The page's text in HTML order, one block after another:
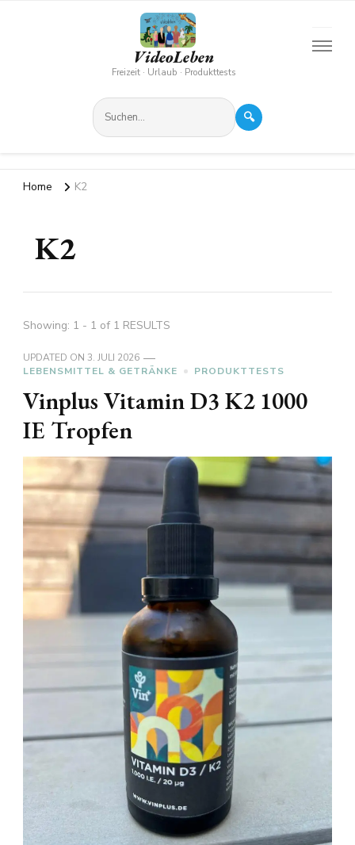
VideoLeben
Freizeit · Urlaub · Produkttests
🔍
Home K2
K2
Showing: 1 - 1 of 1 RESULTS
UPDATED ON 3. JULI 2026
LEBENSMITTEL & GETRÄNKE
PRODUKTTESTS
Vinplus Vitamin D3 K2 1000
IE Tropfen